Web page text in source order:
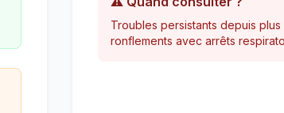
Troubles persistants depuis
ronflements avec arrêts